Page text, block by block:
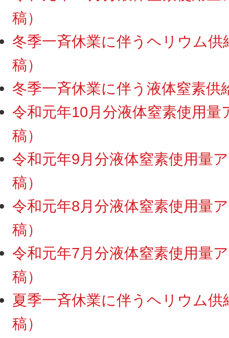
稿）
冬季一斉休業に伴うヘリウム
稿）
冬季一斉休業に伴う液体窒素
令和元年10月分液体窒素使用
稿）
令和元年9月分液体窒素使用量
稿）
令和元年8月分液体窒素使用量
稿）
令和元年7月分液体窒素使用量
稿）
夏季一斉休業に伴うヘリウム
稿）